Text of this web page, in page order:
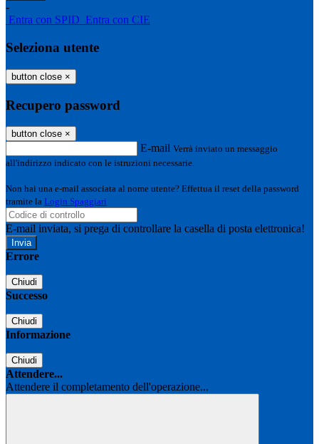
-
Entra con SPID Entra con CIE
Seleziona utente
button close ×
Recupero password
button close ×
E-mail Verrà inviato un messaggio
all'indirizzo indicato con le istruzioni necessarie.
Non hai una e-mail associata al nome utente? Effettua il reset della password
tramite la Login Spaggiari
E-mail inviata, si prega di controllare la casella di posta elettronica!
Errore
Chiudi
Successo
Chiudi
Informazione
Chiudi
Attendere...
Attendere il completamento dell'operazione...